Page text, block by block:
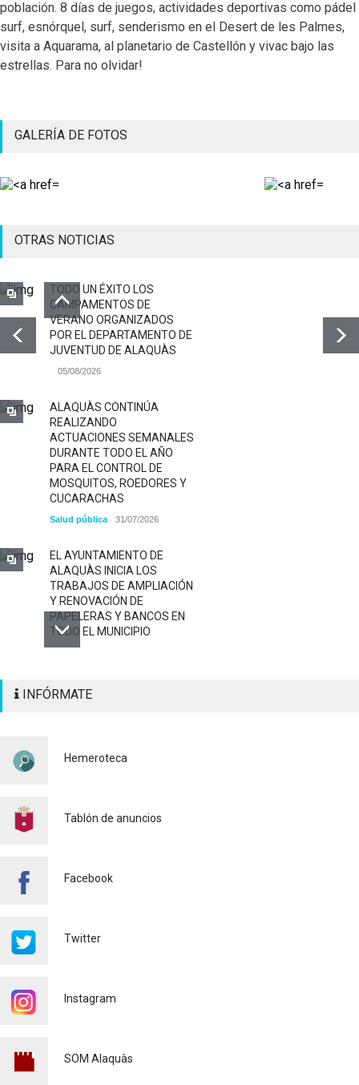
población. 8 días de juegos, actividades deportivas como pádel
surf, esnórquel, surf, senderismo en el Desert de les Palmes,
visita a Aquarama, al planetario de Castellón y vivac bajo las
estrellas. Para no olvidar!
GALERÍA DE FOTOS
OTRAS NOTICIAS
TODO UN ÉXITO LOS
CAMPAMENTOS DE
VERANO ORGANIZADOS
POR EL DEPARTAMENTO DE
JUVENTUD DE ALAQUÀS
05/08/2026
ALAQUÀS CONTINÚA
REALIZANDO
ACTUACIONES SEMANALES
DURANTE TODO EL AÑO
PARA EL CONTROL DE
MOSQUITOS, ROEDORES Y
CUCARACHAS
Salud pública 31/07/2026
EL AYUNTAMIENTO DE
ALAQUÀS INICIA LOS
TRABAJOS DE AMPLIACIÓN
Y RENOVACIÓN DE
PAPELERAS Y BANCOS EN
TODO EL MUNICIPIO
SEÑALIZACIÓN
Policía 29/07/2026
PARA CONTROLAR LA
EN ALAQUÀS
'L'ESCOLA D'ESTIU', EN EL
INFÓRMATE
Hemeroteca
Tablón de anuncios
Facebook
Twitter
Instagram
SOM Alaquàs